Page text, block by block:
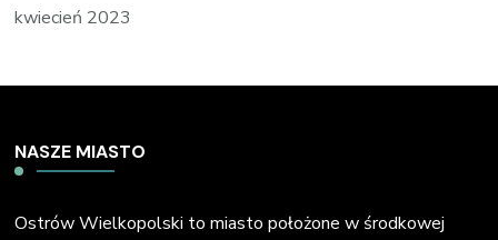
kwiecień 2023
NASZE MIASTO
Ostrów Wielkopolski to miasto położone w środkowej